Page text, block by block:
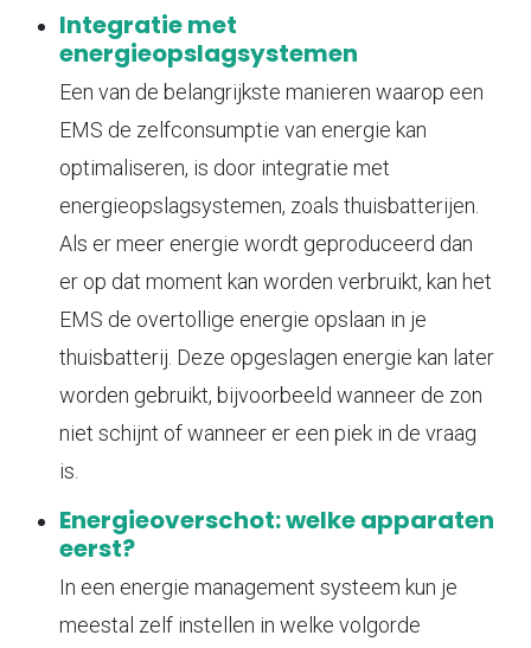
Integratie met
energieopslagsystemen
Een van de belangrijkste manieren waarop een
EMS de zelfconsumptie van energie kan
optimaliseren, is door integratie met
energieopslagsystemen, zoals thuisbatterijen.
Als er meer energie wordt geproduceerd dan
er op dat moment kan worden verbruikt, kan het
EMS de overtollige energie opslaan in je
thuisbatterij. Deze opgeslagen energie kan later
worden gebruikt, bijvoorbeeld wanneer de zon
niet schijnt of wanneer er een piek in de vraag
is.
Energieoverschot: welke apparaten
eerst?
In een energie management systeem kun je
meestal zelf instellen in welke volgorde